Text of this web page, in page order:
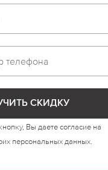
Вы даете согласие на
персональных данных.